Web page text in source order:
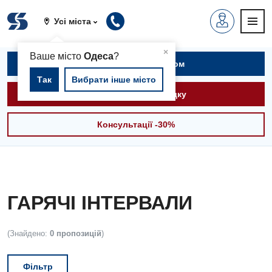
Усі міста
×
Ваше містоОдеса?
Так Вибрати інше місто
Записатися на прийом
Викликати швидку
Консультації -30%
ГАРЯЧІ ІНТЕРВАЛИ
(Знайдено: 0 пропозицій)
Фільтр